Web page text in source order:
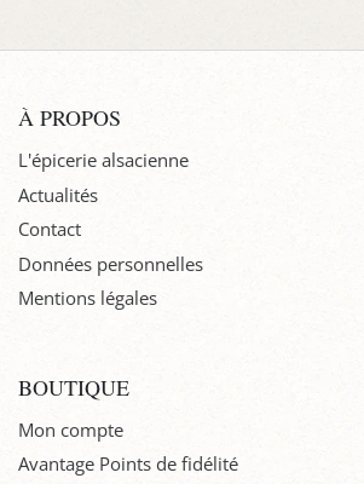
À PROPOS
L'épicerie alsacienne
Actualités
Contact
Données personnelles
Mentions légales
BOUTIQUE
Mon compte
Avantage Points de fidélité